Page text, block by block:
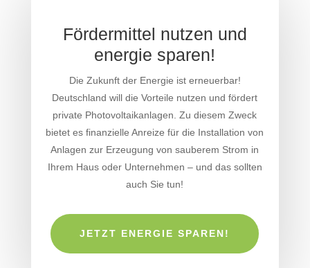
Fördermittel nutzen und
energie sparen!
Die Zukunft der Energie ist erneuerbar!
Deutschland will die Vorteile nutzen und fördert
private Photovoltaikanlagen. Zu diesem Zweck
bietet es finanzielle Anreize für die Installation von
Anlagen zur Erzeugung von sauberem Strom in
Ihrem Haus oder Unternehmen – und das sollten
auch Sie tun!
JETZT ENERGIE SPAREN!